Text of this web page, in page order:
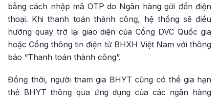
bằng cách nhập mã OTP do Ngân hàng gửi đến điện
thoại. Khi thanh toán thành công, hệ thống sẽ điều
hướng quay trở lại giao diện của Cổng DVC Quốc gia
hoặc Cổng thông tin điện tử BHXH Việt Nam với thông
báo “Thanh toán thành công”.
Đồng thời, người tham gia BHYT cũng có thể gia hạn
thẻ BHYT thông qua ứng dụng của các ngân hàng